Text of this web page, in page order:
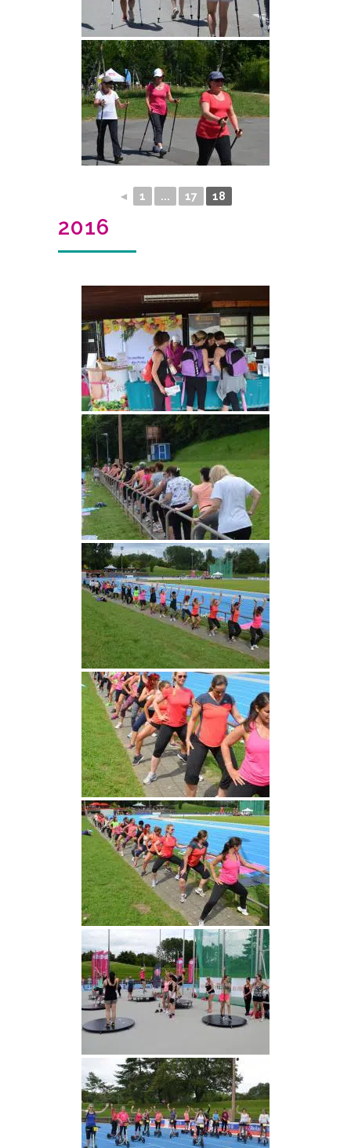
◄ 1 ... 17 18
2016